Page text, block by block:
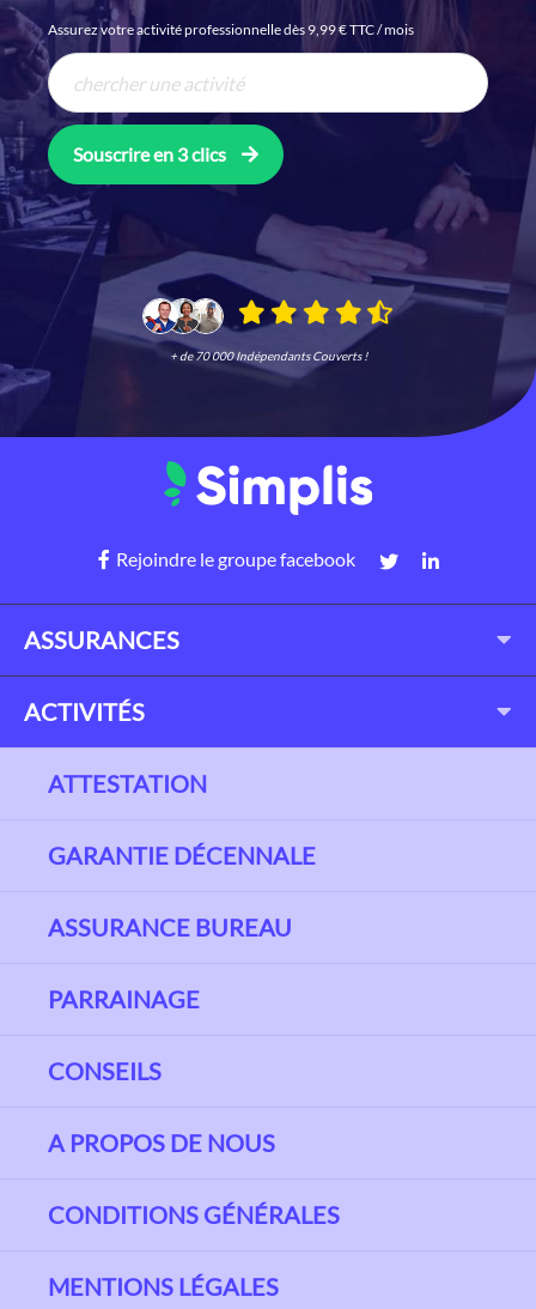
Assurez votre activité professionnelle dès 9,99 € TTC / mois
Souscrire en 3 clics
+ de 70 000 Indépendants Couverts !
Rejoindre le groupe facebook
ASSURANCES
ACTIVITÉS
ATTESTATION
GARANTIE DÉCENNALE
ASSURANCE BUREAU
PARRAINAGE
CONSEILS
A PROPOS DE NOUS
CONDITIONS GÉNÉRALES
MENTIONS LÉGALES